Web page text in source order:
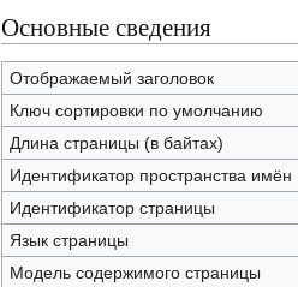
Перейти
к
навигации
Перейти
к
поиску
Основные сведения
Отображаемый заголовок
Ключ сортировки по умолчанию
Длина страницы (в байтах)
Идентификатор пространства имён
Идентификатор страницы
Язык страницы
Модель содержимого страницы